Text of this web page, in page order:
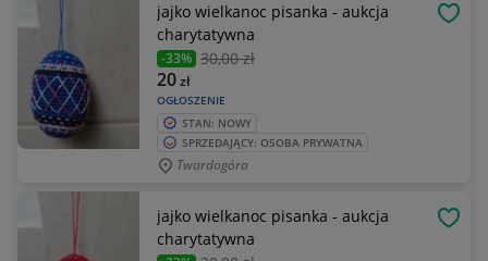
jajko wielkanoc pisanka - aukcja
charytatywna
-33% 30,00 zł
OGŁOSZENIE
20zł
STAN: NOWY
SPRZEDAJĄCY: OSOBA PRYWATNA
Twardogóra
jajko wielkanoc pisanka - aukcja
charytatywna